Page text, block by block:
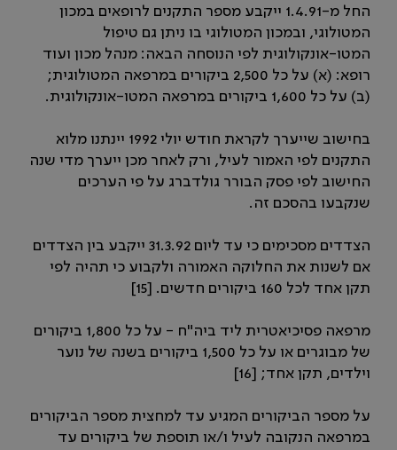
החל מ-1.4.91 ייקבע מספר התקנים לרופאים במכון
המטולוגי, ובמכון המטולוגי בו ניתן גם טיפול
המטו-אונקולוגית לפי הנוסחה הבאה: מנהל מכון ועוד
רופא: (א) על כל 2,500 ביקורים במרפאה המטולוגית;
(ב) על כל 1,600 ביקורים במרפאה המטו-אונקולוגית.
בחישוב שייערך לקראת חודש יולי 1992 יינתנו מלוא
התקנים לפי האמור לעיל, ורק לאחר מכן ייערך מדי שנה
החישוב לפי פסק הבורר גולדברג על פי הערכים
שנקבעו בהסכם זה.
הצדדים מסכימים כי עד ליום 31.3.92 ייקבע בין הצדדים
אם לשנות את החלוקה האמורה ולקבוע כי תהיה לפי
תקן אחד לכל 160 ביקורים חדשים. [15]
מרפאה פסיכיאטרית ליד ביה"ח - על כל 1,800 ביקורים
של מבוגרים או על כל 1,500 ביקורים בשנה של נוער
וילדים, תקן אחד; [16]
על מספר הביקורים המגיע עד למחצית מספר הביקורים
במרפאה הנקובה לעיל ו/או תוספת של ביקורים עד